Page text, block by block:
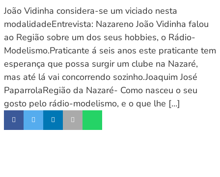
João Vidinha considera-se um viciado nesta
modalidadeEntrevista: Nazareno João Vidinha falou
ao Região sobre um dos seus hobbies, o Rádio-
Modelismo.Praticante á seis anos este praticante tem
esperança que possa surgir um clube na Nazaré,
mas até lá vai concorrendo sozinho.Joaquim José
PaparrolaRegião da Nazaré- Como nasceu o seu
gosto pelo rádio-modelismo, e o que lhe […]